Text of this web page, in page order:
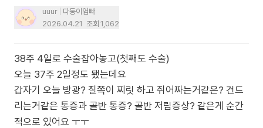
uuur
다둥이엄빠
2026.04.21 조회 1,062
38주 4일로 수술잡아놓고(첫째도 수술)
오늘 37주 2일정도 됐는데요
갑자기 오늘 방광? 질쪽이 찌릿 하고 쥐어짜는거같은? 건드
리는거같은 통증과 골반 통증? 골반 저림증상? 같은게 순간
적으로 있어요 ㅜㅜ